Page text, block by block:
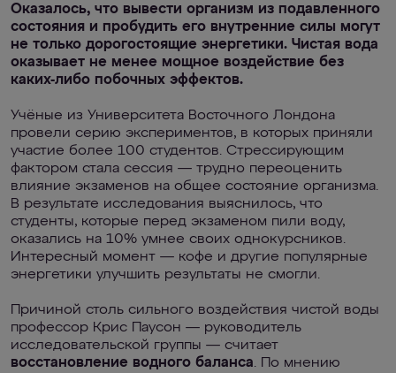
Оказалось, что вывести организм из подавленного
состояния и пробудить его внутренние силы могут
не только дорогостоящие энергетики. Чистая вода
оказывает не менее мощное воздействие без
каких-либо побочных эффектов.
Учёные из Университета Восточного Лондона
провели серию экспериментов, в которых приняли
участие более 100 студентов. Стрессирующим
фактором стала сессия — трудно переоценить
влияние экзаменов на общее состояние организма.
В результате исследования выяснилось, что
студенты, которые перед экзаменом пили воду,
оказались на 10% умнее своих однокурсников.
Интересный момент — кофе и другие популярные
энергетики улучшить результаты не смогли.
Причиной столь сильного воздействия чистой воды
профессор Крис Паусон — руководитель
исследовательской группы — считает
восстановление водного баланса. По мнению